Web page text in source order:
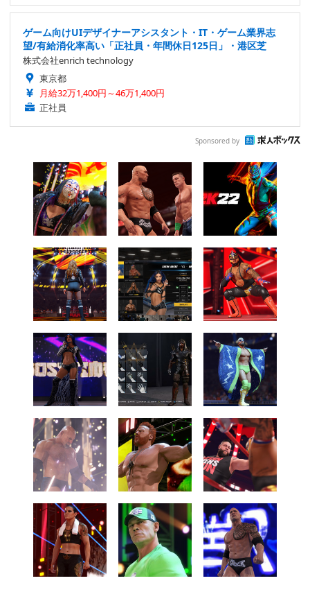
ゲーム向けUIデザイナーアシスタント・IT・ゲーム業界志
望/有給消化率高い「正社員・年間休日125日」・港区芝
株式会社enrich technology
東京都
月給32万1,400円～46万1,400円
正社員
Sponsored by